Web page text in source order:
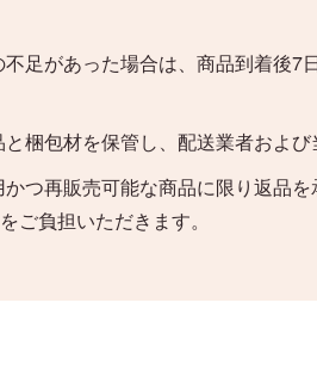
足があった場合は、商品到着後7
梱包材を保管し、配送業者および
つ再販売可能な商品に限り返品
ご負担いただきます。